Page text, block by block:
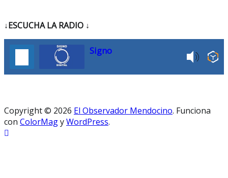
↓ESCUCHA LA RADIO ↓
Signo
Copyright © 2026 El Observador Mendocino. Funciona
con ColorMagyWordPress.